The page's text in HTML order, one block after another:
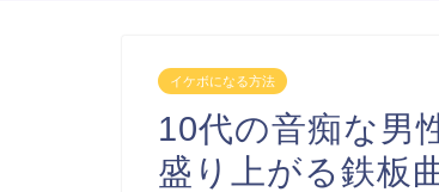
イケボになる方法
10代の音痴な男
盛り上がる鉄板